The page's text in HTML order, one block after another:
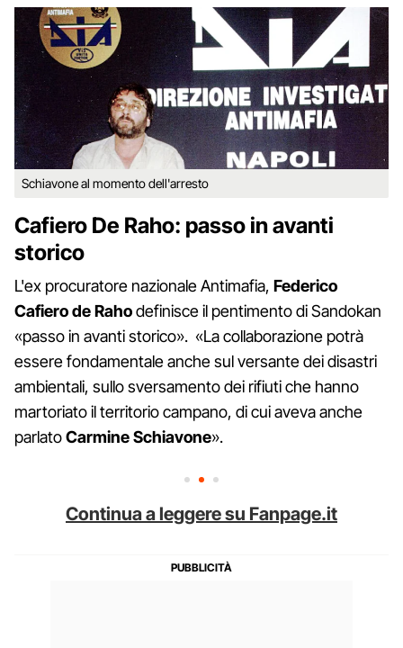
Schiavone al momento dell'arresto
Cafiero De Raho: passo in avanti
storico
L'ex procuratore nazionale Antimafia, Federico
Cafiero de Rahodefinisce il pentimento di Sandokan
«passo in avanti storico». «La collaborazione potrà
essere fondamentale anche sul versante dei disastri
ambientali, sullo sversamento dei rifiuti che hanno
martoriato il territorio campano, di cui aveva anche
parlatoCarmine Schiavone».
Continua a leggere su Fanpage.it